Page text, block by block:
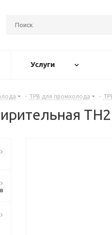
Услуги
- ТРВ для промхолода -
TH2